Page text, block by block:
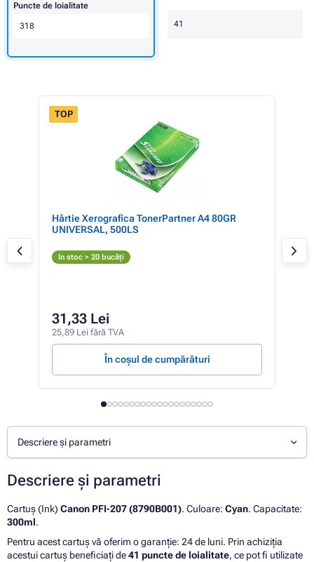
41
Puncte de loialitate
318
TOP
Hârtie Xerografica TonerPartner A4 80GR
UNIVERSAL, 500LS
In stoc > 20 bucăți
31,33 Lei
25,89 Lei fără TVA
În coșul de cumpărături
Descriere și parametri
Descriere și parametri
Cartuș (Ink) Canon PFI-207 (8790B001). Culoare: Cyan. Capacitate:
300ml.
Pentru acest cartuș vă oferim o garanție: 24 de luni. Prin achiziția
acestui cartuș beneficiați de41 puncte de loialitate, ce pot fi utilizate